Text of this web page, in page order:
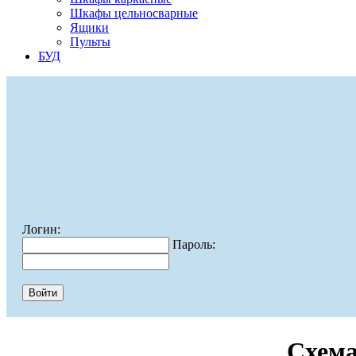
Шкафы цельносварные
Ящики
Пульты
БУД
Логин:
Пароль: